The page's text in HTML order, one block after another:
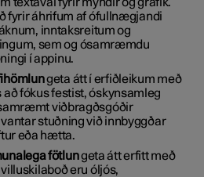
fyrir áhrifum af ófullnægjandi
inntaksreitum og
sem og ósamræmdu
í appinu.
geta átt í erfiðleikum með
að fókus festist, óskynsamleg
viðbragðsgóðir
stuðning við innbyggðar
eða hætta.
fötlungeta átt erfitt með
eru óljós,